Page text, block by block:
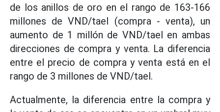
de los anillos de oro en el rango de 163-166
millones de VND/tael (compra - venta), un
aumento de 1 millón de VND/tael en ambas
direcciones de compra y venta. La diferencia
entre el precio de compra y venta está en el
rango de 3 millones de VND/tael.
Actualmente, la diferencia entre la compra y